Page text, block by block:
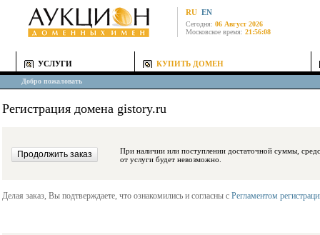
RU EN
Сегодня: 06 Август 2026
Московское время: 21:56:08
УСЛУГИ КУПИТЬ ДОМЕН
Добро пожаловать
Регистрация домена gistory.ru
При наличии или поступлении достаточной суммы, средства будут
от услуги будет невозможно.
Делая заказ, Вы подтверждаете, что ознакомились и согласны с Регламентом